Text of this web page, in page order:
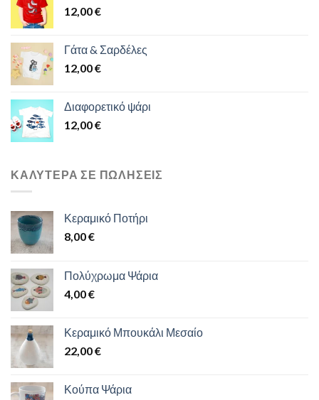
12,00€
Γάτα & Σαρδέλες
12,00€
Διαφορετικό ψάρι
12,00€
ΚΑΛΎΤΕΡΑ ΣΕ ΠΩΛΉΣΕΙΣ
Κεραμικό Ποτήρι
8,00€
Πολύχρωμα Ψάρια
4,00€
Κεραμικό Μπουκάλι Μεσαίο
22,00€
Κούπα Ψάρια